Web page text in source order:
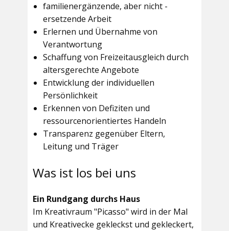
familienergänzende, aber nicht -
ersetzende Arbeit
Erlernen und Übernahme von
Verantwortung
Schaffung von Freizeitausgleich durch
altersgerechte Angebote
Entwicklung der individuellen
Persönlichkeit
Erkennen von Defiziten und
ressourcenorientiertes Handeln
Transparenz gegenüber Eltern,
Leitung und Träger
Was ist los bei uns
Ein Rundgang durchs Haus
Im Kreativraum "Picasso" wird in der Mal
und Kreativecke gekleckst und gekleckert,